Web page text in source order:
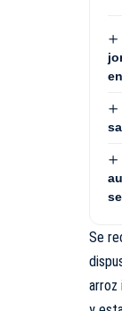
Se
arroz